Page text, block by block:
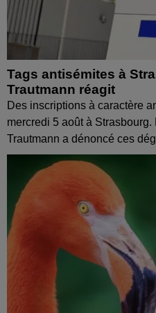
Tags antisémites à
Trautmann réagit
Des inscriptions à caractère
mercredi 5 août à
Trautmann a dénoncé ces